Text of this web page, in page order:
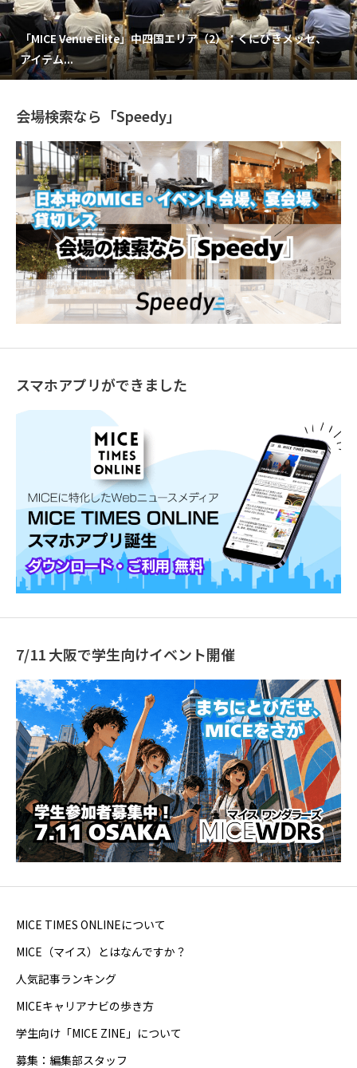
「MICE Venue Elite」中四国エリア（2）：くにびきメッセ、
アイテム...
会場検索なら「Speedy」
スマホアプリができました
7/11 大阪で学生向けイベント開催
MICE TIMES ONLINEについて
MICE（マイス）とはなんですか？
人気記事ランキング
MICEキャリアナビの歩き方
学生向け「MICE ZINE」について
募集：編集部スタッフ